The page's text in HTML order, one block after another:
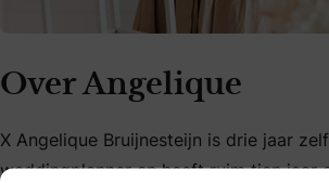
Over Angelique
X Angelique Bruijnesteijn is drie jaar
weddingplanner en heeft ruim tien jaar